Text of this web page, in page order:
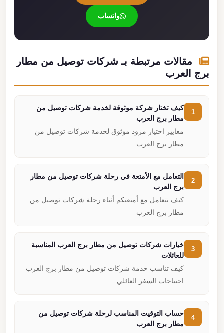
واتساب
مقالات مرتبطة بـ شركات توصيل من مطار
برج العرب
كيف تختار شركة موثوقة لخدمة شركات توصيل من
مطار برج العرب
معايير اختيار مزود موثوق لخدمة شركات توصيل من
مطار برج العرب
التعامل مع الأمتعة في رحلة شركات توصيل من مطار
برج العرب
كيف نتعامل مع أمتعتكم أثناء رحلة شركات توصيل من
مطار برج العرب
خيارات شركات توصيل من مطار برج العرب المناسبة
للعائلات
كيف تناسب خدمة شركات توصيل من مطار برج العرب
احتياجات السفر العائلي
حساب التوقيت المناسب لرحلة شركات توصيل من
مطار برج العرب